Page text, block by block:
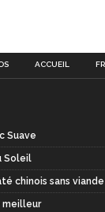
ACCUEIL
Suave
Soleil
chinois sans viande
meilleur